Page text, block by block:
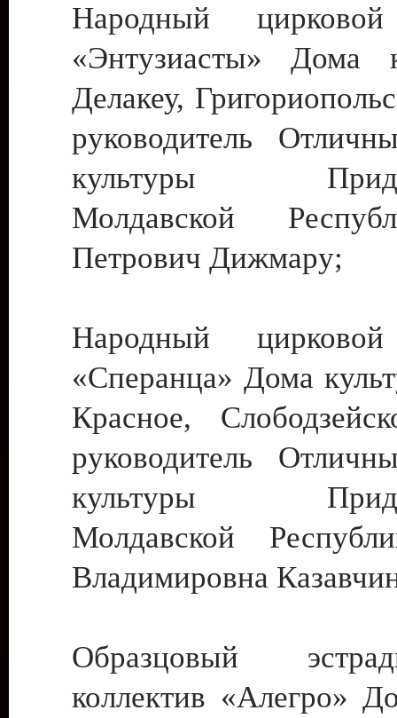
Народный цирковой
«Энтузиасты» Дома
Делакеу,
руководитель
культуры
Молдавской
Петрович Дижмару;
Народный цирковой
«Сперанца» Дома
Красное,
руководитель
культуры
Молдавской
Владимировна
Образцовый
коллектив «Алегро»